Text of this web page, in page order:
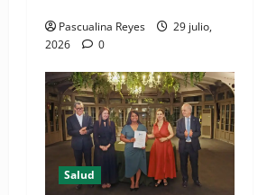
Pascualina Reyes
29 julio,
2026
0
Salud